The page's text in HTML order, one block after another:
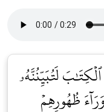
لَتُبَيِّنُنَّهُۥ
ظُهُورِهِمۡ